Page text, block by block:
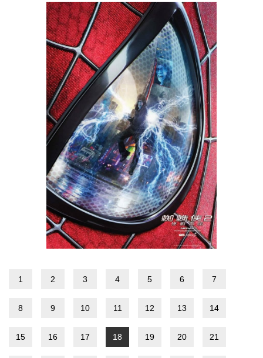
1 2 3 4 5 6 7
8 9 10 11 12 13 14
15 16 17 18 19 20 21